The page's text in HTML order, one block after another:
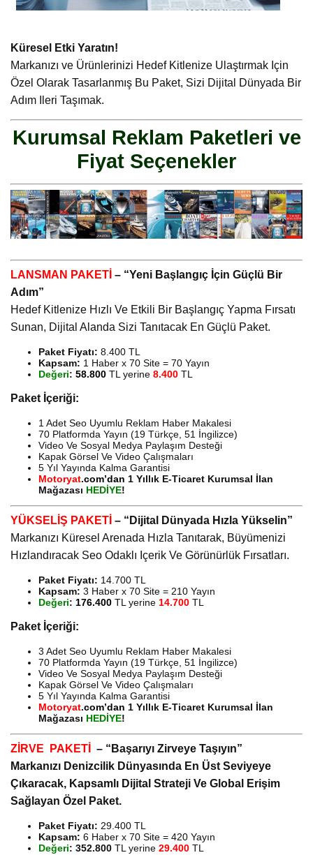
Küresel Etki Yaratın!
Markanızı ve Ürünlerinizi Hedef Kitlenize Ulaştırmak Için
Özel Olarak Tasarlanmış Bu Paket, Sizi Dijital Dünyada Bir
Adım Ileri Taşımak.
Kurumsal Reklam Paketleri ve
Fiyat Seçenekler
LANSMAN PAKETİ – “Yeni Başlangıç İçin Güçlü Bir
Adım”
Hedef Kitlenize Hızlı Ve Etkili Bir Başlangıç Yapma Fırsatı
Sunan, Dijital Alanda Sizi Tanıtacak En Güçlü Paket.
Paket Fiyatı: 8.400 TL
Kapsam: 1 Haber x 70 Site = 70 Yayın
Değeri: 58.800 TL yerine 8.400 TL
Paket İçeriği:
1 Adet Seo Uyumlu Reklam Haber Makalesi
70 Platformda Yayın (19 Türkçe, 51 İngilizce)
Video Ve Sosyal Medya Paylaşım Desteği
Kapak Görsel Ve Video Çalışmaları
5 Yıl Yayında Kalma Garantisi
Motoryat.com’dan 1 Yıllık E-Ticaret Kurumsal İlan
Mağazası HEDİYE!
YÜKSELİŞ PAKETİ – “Dijital Dünyada Hızla Yükselin”
Markanızı Küresel Arenada Hızla Tanıtarak, Büyümenizi
Hızlandıracak Seo Odaklı Içerik Ve Görünürlük Fırsatları.
Paket Fiyatı: 14.700 TL
Kapsam: 3 Haber x 70 Site = 210 Yayın
Değeri: 176.400 TL yerine 14.700 TL
Paket İçeriği:
3 Adet Seo Uyumlu Reklam Haber Makalesi
70 Platformda Yayın (19 Türkçe, 51 İngilizce)
Video Ve Sosyal Medya Paylaşım Desteği
Kapak Görsel Ve Video Çalışmaları
5 Yıl Yayında Kalma Garantisi
Motoryat.com’dan 1 Yıllık E-Ticaret Kurumsal İlan
Mağazası HEDİYE!
ZİRVE PAKETİ
– “Başarıyı Zirveye Taşıyın”
Markanızı Denizcilik Dünyasında En Üst Seviyeye
Çıkaracak, Kapsamlı Dijital Strateji Ve Global Erişim
Sağlayan Özel Paket.
Paket Fiyatı: 29.400 TL
Kapsam: 6 Haber x 70 Site = 420 Yayın
Değeri: 352.800 TL yerine 29.400 TL